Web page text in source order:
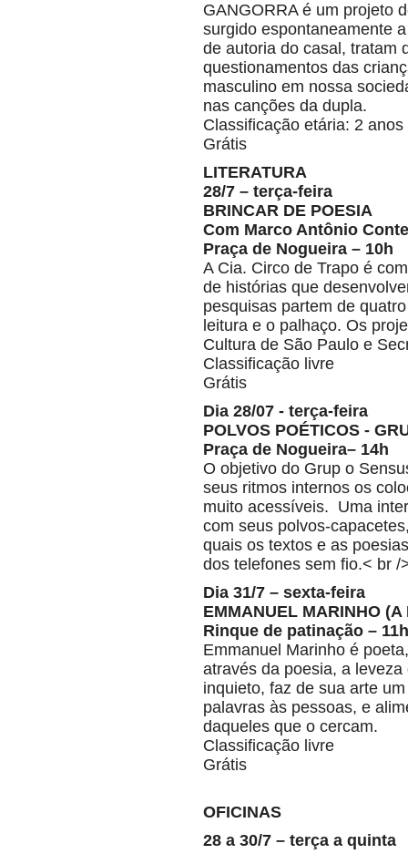
GANGORRA é um projeto
surgido espontaneamente
de autoria do casal, tratam
questionamentos das
masculino em nossa
nas canções da dupla.
Classificação etária: 2 anos
Grátis
LITERATURA
28/7 – terça-feira
BRINCAR DE POESIA
Com Marco Antônio
Praça de Nogueira – 10h
A Cia. Circo de Trapo é
de histórias que
pesquisas partem de
leitura e o palhaço. Os
Cultura de São Paulo e
Classificação livre
Grátis
Dia 28/07 - terça-feira
POLVOS POÉTICOS -
Praça de Nogueira– 14h
O objetivo do Grup o
seus ritmos internos os
muito acessíveis. Uma
com seus polvos-
quais os textos e as
dos telefones sem fio.< br /
Dia 31/7 – sexta-feira
EMMANUEL MARINHO
Rinque de patinação – 11h
Emmanuel Marinho é
através da poesia, a
inquieto, faz de sua arte
palavras às pessoas, e
daqueles que o cercam.
Classificação livre
Grátis
OFICINAS
28 a 30/7 – terça a quinta